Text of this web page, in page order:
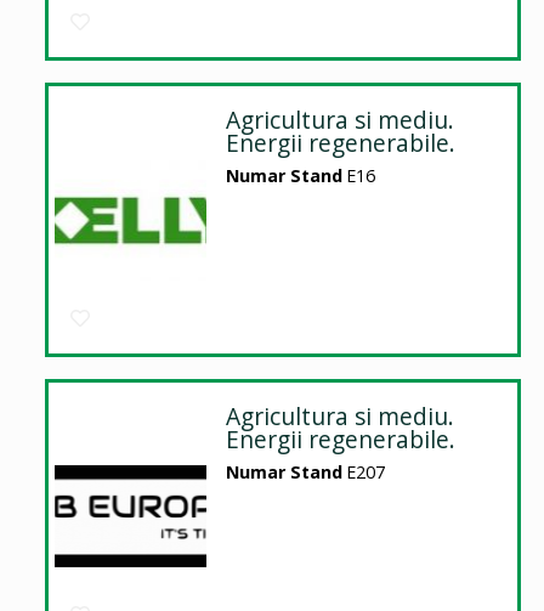
Agricultura si mediu.
Energii regenerabile.
Numar Stand E16
Agricultura si mediu.
Energii regenerabile.
Numar Stand E207